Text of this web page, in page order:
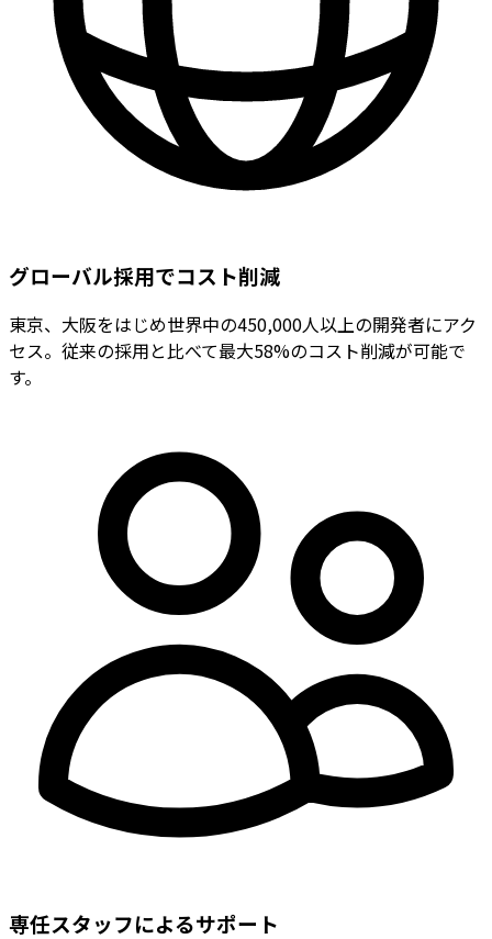
グローバル採用でコスト削減
東京、大阪をはじめ世界中の450,000人以上の開発者にアク
セス。従来の採用と比べて最大58%のコスト削減が可能で
す。
専任スタッフによるサポート